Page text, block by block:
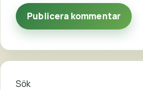
Sök